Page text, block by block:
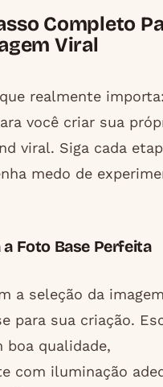
Completo
Viral
realmente
você criar sua
viral. Siga cada
medo de
a Foto Base Perfeita
a seleção da
para sua criação.
boa qualidade,
com iluminação